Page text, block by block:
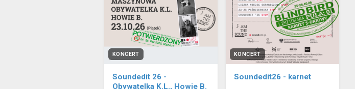
KONCERT
Soundedit 26 -
Obywatelka K.L., Howie B.
KONCERT
Soundedit26 - karnet